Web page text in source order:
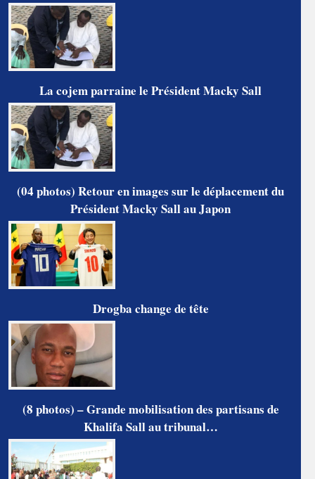
La cojem parraine le Président Macky Sall
(04 photos) Retour en images sur le déplacement du
Président Macky Sall au Japon
Drogba change de tête
(8 photos) – Grande mobilisation des partisans de
Khalifa Sall au tribunal…